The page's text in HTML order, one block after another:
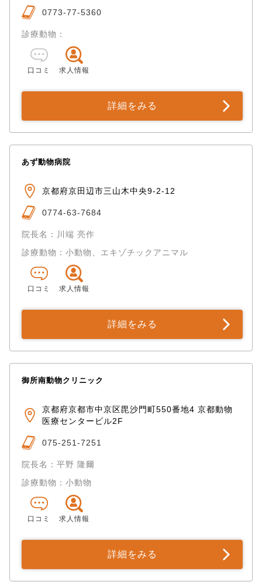
0773-77-5360
診療動物：
口コミ 求人情報
詳細をみる
あず動物病院
京都府京田辺市三山木中央9-2-12
0774-63-7684
院長名：川端 亮作
診療動物：小動物、エキゾチックアニマル
口コミ 求人情報
詳細をみる
御所南動物クリニック
京都府京都市中京区毘沙門町550番地4 京都動物
医療センタービル2F
075-251-7251
院長名：平野 隆爾
診療動物：小動物
口コミ 求人情報
詳細をみる